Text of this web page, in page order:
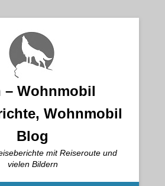
– Wohnmobil
Wohnmobil
Blog
mit Reiseroute und
vielen Bildern